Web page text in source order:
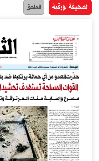
الصحيفة الورقية الملحق